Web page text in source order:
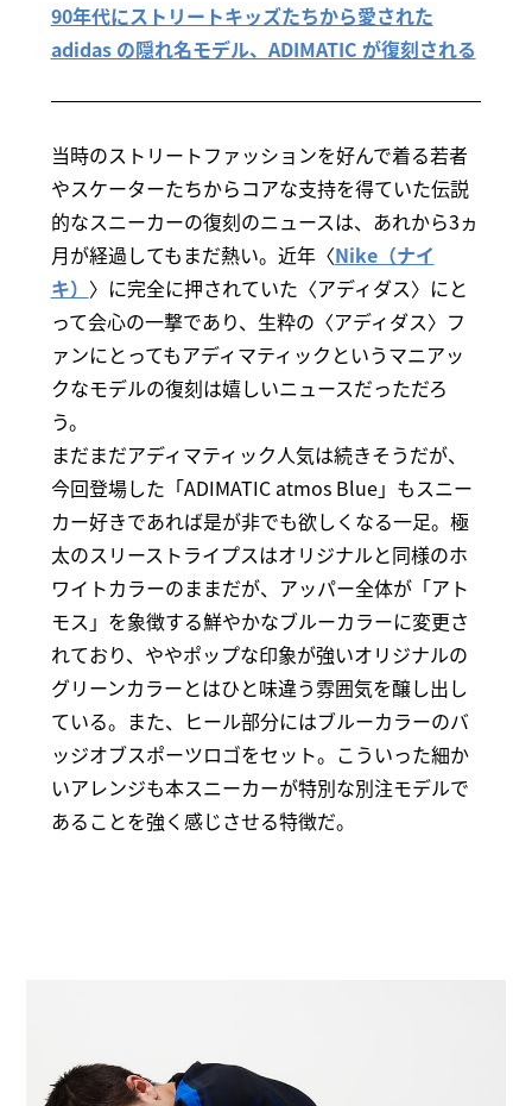
90年代にストリートキッズたちから愛された
adidas の隠れ名モデル、ADIMATIC が復刻される
当時のストリートファッションを好んで着る若者
やスケーターたちからコアな支持を得ていた伝説
的なスニーカーの復刻のニュースは、あれから3ヵ
月が経過してもまだ熱い。近年〈Nike（ナイ
キ） 〉に完全に押されていた〈アディダス〉にと
って会心の一撃であり、生粋の〈アディダス〉フ
ァンにとってもアディマティックというマニアッ
クなモデルの復刻は嬉しいニュースだっただろ
う。
まだまだアディマティック人気は続きそうだが、
今回登場した「ADIMATIC atmos Blue」もスニー
カー好きであれば是が非でも欲しくなる一足。極
太のスリーストライプスはオリジナルと同様のホ
ワイトカラーのままだが、アッパー全体が「アト
モス」を象徴する鮮やかなブルーカラーに変更さ
れており、ややポップな印象が強いオリジナルの
グリーンカラーとはひと味違う雰囲気を醸し出し
ている。また、ヒール部分にはブルーカラーのバ
ッジオブスポーツロゴをセット。こういった細か
いアレンジも本スニーカーが特別な別注モデルで
あることを強く感じさせる特徴だ。